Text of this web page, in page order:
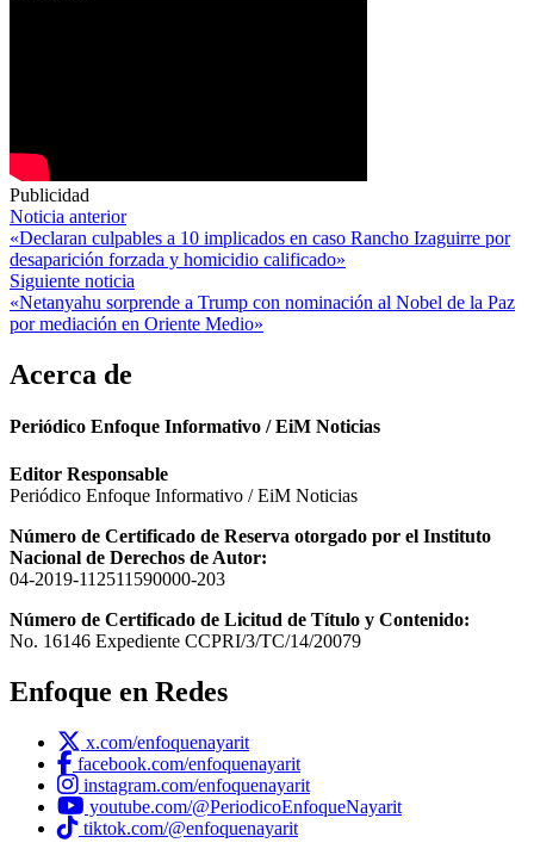
Publicidad
Navegación
de
entradas
Noticia anterior
«Declaran culpables a 10 implicados en caso Rancho Izaguirre por
desaparición forzada y homicidio calificado»
Siguiente noticia
«Netanyahu sorprende a Trump con nominación al Nobel de la Paz
por mediación en Oriente Medio»
Acerca de
Periódico Enfoque Informativo / EiM Noticias
Editor Responsable
Periódico Enfoque Informativo / EiM Noticias
Número de Certificado de Reserva otorgado por el Instituto
Nacional de Derechos de Autor:
04-2019-112511590000-203
Número de Certificado de Licitud de Título y Contenido:
No. 16146 Expediente CCPRI/3/TC/14/20079
Enfoque en Redes
x.com/enfoquenayarit
facebook.com/enfoquenayarit
instagram.com/enfoquenayarit
youtube.com/@PeriodicoEnfoqueNayarit
tiktok.com/@enfoquenayarit